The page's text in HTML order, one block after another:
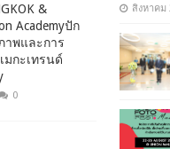
&
Academyปัก
พและการ
กะเทรนด์
0
สิงหาคม